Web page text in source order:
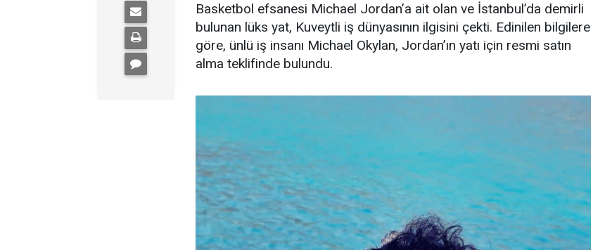
Basketbol efsanesi Michael Jordan’a ait olan ve İstanbul’da demirli
bulunan lüks yat, Kuveytli iş dünyasının ilgisini çekti. Edinilen bilgilere
göre, ünlü iş insanı Michael Okylan, Jordan’ın yatı için resmi satın
alma teklifinde bulundu.